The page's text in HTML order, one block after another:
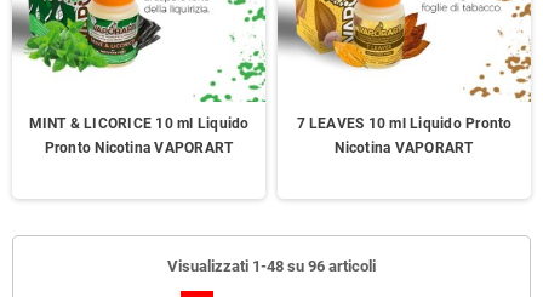
MINT & LICORICE 10 ml Liquido
Pronto Nicotina VAPORART
7 LEAVES 10 ml Liquido Pronto
Nicotina VAPORART
Visualizzati 1-48 su 96 articoli